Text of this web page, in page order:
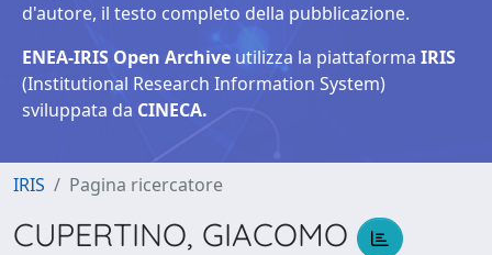
d'autore, il testo completo della pubblicazione.
ENEA-IRIS Open Archive utilizza la piattaforma IRIS
(Institutional Research Information System)
sviluppata da CINECA.
IRIS Pagina ricercatore
CUPERTINO, GIACOMO